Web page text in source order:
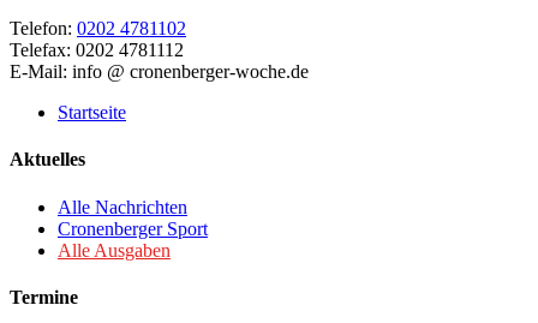
Telefon: 0202 4781102
Telefax: 0202 4781112
E-Mail: info @ cronenberger-woche.de
Startseite
Aktuelles
Alle Nachrichten
Cronenberger Sport
Alle Ausgaben
Termine